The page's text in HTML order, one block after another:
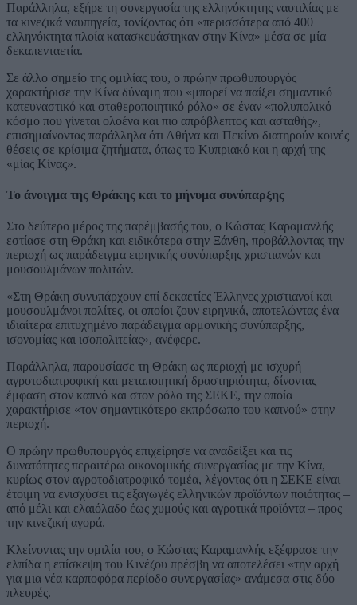
Παράλληλα, εξήρε τη συνεργασία της ελληνόκτητης ναυτιλίας με
τα κινεζικά ναυπηγεία, τονίζοντας ότι «περισσότερα από 400
ελληνόκτητα πλοία κατασκευάστηκαν στην Κίνα» μέσα σε μία
δεκαπενταετία.
Σε άλλο σημείο της ομιλίας του, ο πρώην πρωθυπουργός
χαρακτήρισε την Κίνα δύναμη που «μπορεί να παίξει σημαντικό
κατευναστικό και σταθεροποιητικό ρόλο» σε έναν «πολυπολικό
κόσμο που γίνεται ολοένα και πιο απρόβλεπτος και ασταθής»,
επισημαίνοντας παράλληλα ότι Αθήνα και Πεκίνο διατηρούν κοινές
θέσεις σε κρίσιμα ζητήματα, όπως το Κυπριακό και η αρχή της
«μίας Κίνας».
Το άνοιγμα της Θράκης και το μήνυμα συνύπαρξης
Στο δεύτερο μέρος της παρέμβασής του, ο Κώστας Καραμανλής
εστίασε στη Θράκη και ειδικότερα στην Ξάνθη, προβάλλοντας την
περιοχή ως παράδειγμα ειρηνικής συνύπαρξης χριστιανών και
μουσουλμάνων πολιτών.
«Στη Θράκη συνυπάρχουν επί δεκαετίες Έλληνες χριστιανοί και
μουσουλμάνοι πολίτες, οι οποίοι ζουν ειρηνικά, αποτελώντας ένα
ιδιαίτερα επιτυχημένο παράδειγμα αρμονικής συνύπαρξης,
ισονομίας και ισοπολιτείας», ανέφερε.
Παράλληλα, παρουσίασε τη Θράκη ως περιοχή με ισχυρή
αγροτοδιατροφική και μεταποιητική δραστηριότητα, δίνοντας
έμφαση στον καπνό και στον ρόλο της ΣΕΚΕ, την οποία
χαρακτήρισε «τον σημαντικότερο εκπρόσωπο του καπνού» στην
περιοχή.
Ο πρώην πρωθυπουργός επιχείρησε να αναδείξει και τις
δυνατότητες περαιτέρω οικονομικής συνεργασίας με την Κίνα,
κυρίως στον αγροτοδιατροφικό τομέα, λέγοντας ότι η ΣΕΚΕ είναι
έτοιμη να ενισχύσει τις εξαγωγές ελληνικών προϊόντων ποιότητας –
από μέλι και ελαιόλαδο έως χυμούς και αγροτικά προϊόντα – προς
την κινεζική αγορά.
Κλείνοντας την ομιλία του, ο Κώστας Καραμανλής εξέφρασε την
ελπίδα η επίσκεψη του Κινέζου πρέσβη να αποτελέσει «την αρχή
για μια νέα καρποφόρα περίοδο συνεργασίας» ανάμεσα στις δύο
πλευρές.